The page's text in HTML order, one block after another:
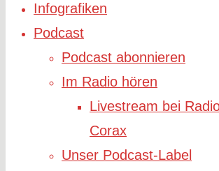
Infografiken
Podcast
Podcast abonnieren
Im Radio hören
Livestream bei
Corax
Unser Podcast-Label